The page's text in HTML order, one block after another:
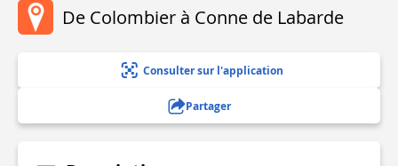
De Colombier à Conne de Labarde
Consulter sur l'application
Partager